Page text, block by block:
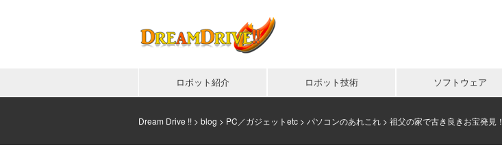
ロボット紹介 ロボット技術 ソフトウェア
Dream Drive !! > blog > PC／ガジェットetc > パソコンのあれこれ > 祖父の家で古き良きお宝発見！